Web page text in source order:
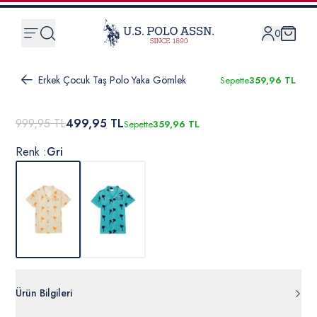
0
Erkek Çocuk Taş Polo Yaka Gömlek Sepette359,96 TL
999,95 TL499,95 TLSepette359,96 TL
Renk :Gri
Ürün Bilgileri